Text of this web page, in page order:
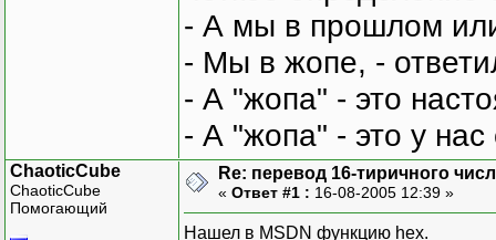
- А мы в прошлом
- Мы в жопе, -
- А "жопа" - это
- А "жопа" - это у
ChaoticCube
ChaoticCube
Помогающий
Re: перевод 16-тиричного
« Ответ #1 : 16-08-2005 12:39 »
Нашел в MSDN функцию hex.